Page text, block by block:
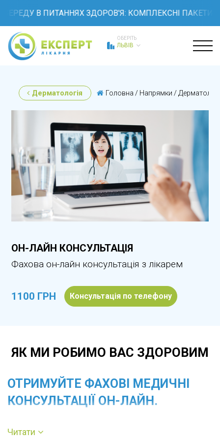
В ПИТАННЯХ ЗДОРОВ'Я: КОМПЛЕКСНІ ПАКЕТИ
ОБЕРІТЬ
ЛЬВІВ
Дерматологія Головна / Напрямки /
ОН-ЛАЙН КОНСУЛЬТАЦІЯ
Фахова он-лайн консультація з лікарем
1100 ГРН Консультація по телефону
ЯК МИ РОБИМО ВАС ЗДОРОВИМ
ОТРИМУЙТЕ ФАХОВІ МЕДИЧНІ
КОНСУЛЬТАЦІЇ ОН-ЛАЙН.
Для того, щоб отримати медичну
Читати